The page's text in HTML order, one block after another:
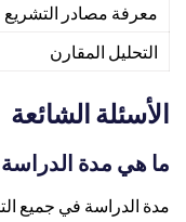
معرفة مصادر التشريع
التحليل المقارن
الأسئلة الشائعة
ما هي مدة الدراسة